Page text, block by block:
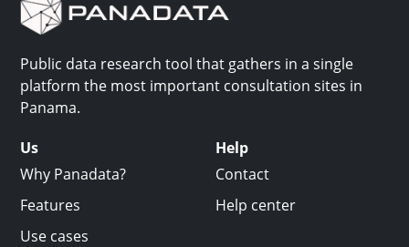
Public data research tool that gathers in a single
platform the most important consultation sites in
Panama.
Us
Why Panadata?
Features
Use cases
Help
Contact
Help center